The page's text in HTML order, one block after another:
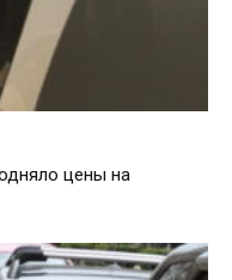
цены на